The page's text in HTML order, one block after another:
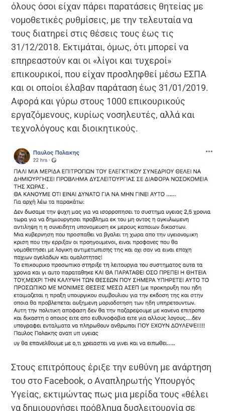
όλους όσοι είχαν πάρει παρατάσεις θητείας με
νομοθετικές ρυθμίσεις, με την τελευταία να
τους διατηρεί στις θέσεις τους έως τις
31/12/2018. Εκτιμάται, όμως, ότι μπορεί να
επηρεαστούν και οι «λίγοι και τυχεροί»
επικουρικοί, που είχαν προσληφθεί μέσω ΕΣΠΑ
και οι οποίοι έλαβαν παράταση έως 31/01/2019.
Αφορά και γύρω στους 1000 επικουρικούς
εργαζόμενους, κυρίως νοσηλευτές, αλλά και
τεχνολόγους και διοικητικούς.
Στους επιτρόπους έριξε την ευθύνη με ανάρτηση
του στο Facebook, ο Αναπληρωτής Υπουργός
Υγείας, εκτιμώντας πως μια μερίδα τους «θέλει
να δημιουργήσει πρόβλημα δυσλειτουργία σε